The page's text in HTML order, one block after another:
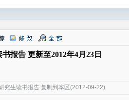
报告 更新至2012年4月23日
究生读书报告 复制到本区(2012-09-22)